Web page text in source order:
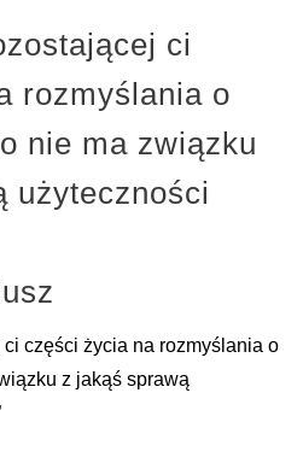
ci
rozmyślania o
nie ma związku
użyteczności
części życia na rozmyślania o
z jakąś sprawą